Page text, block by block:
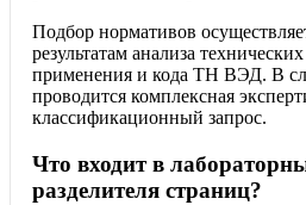
Подбор нормативов
результатам анализа
применения и кода ТН ВЭД. В
проводится комплексная
классификационный запрос.
Что входит в
разделителя страниц?